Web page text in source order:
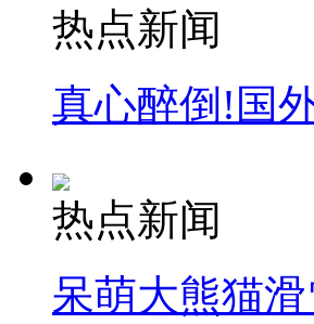
热点新闻
真心醉倒!国
热点新闻
呆萌大熊猫